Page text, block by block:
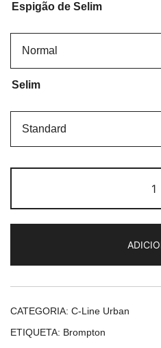
Espigão de Selim
Selim
de
CATEGORIA: C-Line Urban
ETIQUETA: Brompton